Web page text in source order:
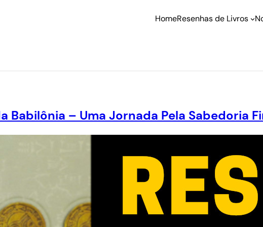
HomeResenhas de Livros
Babilônia – Uma Jornada Pela Sabedoria